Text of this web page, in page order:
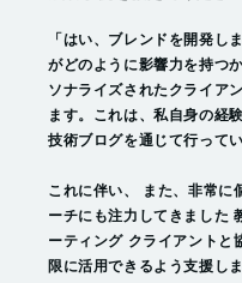
「 はい、ブレンドを開発し
がどのように影響力を持つ
ソナライズされたクライア
ます。これは、私自身の経
技術ブログを通じて行ってい
これに伴い、
また、非常に
ーチにも注力してきました
ーティング クライアントと
限に活用できるよう支援し